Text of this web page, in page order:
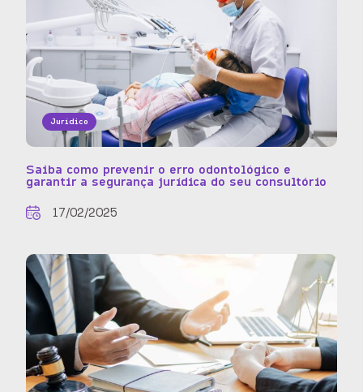
Jurídico
Saiba como prevenir o erro odontológico e
garantir a segurança jurídica do seu consultório
17/02/2025